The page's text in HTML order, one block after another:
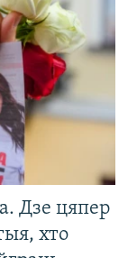
Дзе цяпер
хто